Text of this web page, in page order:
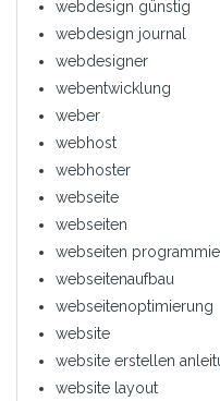
webdesign günstig
webdesign journal
webdesigner
webentwicklung
weber
webhost
webhoster
webseite
webseiten
webseiten
webseitenaufbau
webseitenoptimierung
website
website erstellen
website layout